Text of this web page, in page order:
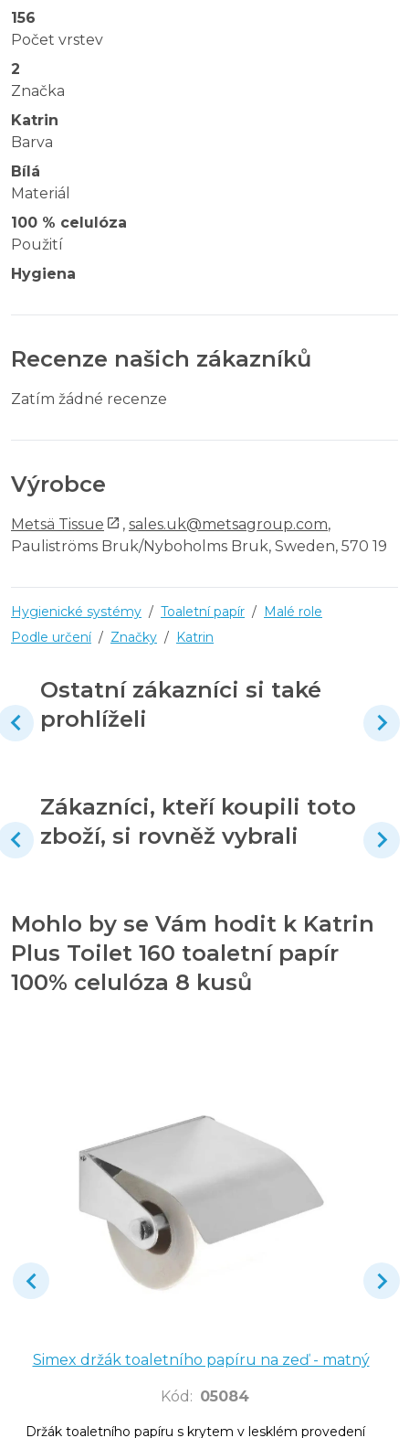
156
Počet vrstev
2
Značka
Katrin
Barva
Bílá
Materiál
100 % celulóza
Použití
Hygiena
Recenze našich zákazníků
Zatím žádné recenze
Výrobce
Metsä Tissue , sales.uk@metsagroup.com,
Pauliströms Bruk/Nyboholms Bruk, Sweden, 570 19
Hygienické systémy / Toaletní papír / Malé role
Podle určení / Značky / Katrin
Ostatní zákazníci si také
prohlíželi
Zákazníci, kteří koupili toto
zboží, si rovněž vybrali
Mohlo by se Vám hodit k Katrin
Plus Toilet 160 toaletní papír
100% celulóza 8 kusů
Simex držák toaletního papíru na zeď - matný
Kód : 05084
Držák toaletního papíru s krytem v lesklém provedení